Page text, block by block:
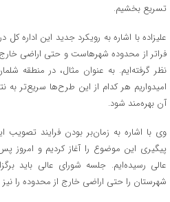
تسریع بخشیم.
علیزاده با اشاره به رویکرد جدید این اداره
فراتر از محدوده شهرهاست و حتی اراضی
نظر گرفته‌ایم. به عنوان مثال، در منطقه
امیدواریم هر کدام از این طرح‌ها سریع‌تر به
آن بهره‌مند شود.
پیگیری این موضوع را آغاز کردیم و
عالی رسیده‌ایم. جلسه شورای عالی باید
شهرستان را حتی اراضی خارج از محدوده را